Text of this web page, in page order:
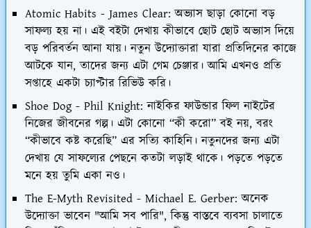
Atomic Habits - James Clear: অভ্যাস ছাড়া কোনো বড়
সাফল্য হয় না। এই বইটা দেখায় কীভাবে ছোট ছোট অভ্যাস দিয়ে
বড় পরিবর্তন আনা যায়। নতুন উদ্যোক্তারা যারা প্রতিদিনের কাজে
আটকে যান, তাদের জন্য এটা গেম চেঞ্জার। আমি এখনও প্রতি
সপ্তাহে একটা চ্যাপ্টার রিভিউ করি।
Shoe Dog - Phil Knight: নাইকির ফাউন্ডার ফিল নাইটের
নিজের জীবনের গল্প। এটা কোনো “কী করো” বই নয়, বরং
“কীভাবে কষ্ট করেছি” এর সত্যি কাহিনি। নতুনদের জন্য এটা
দেখায় যে সাফল্যের পেছনে কতটা লড়াই থাকে। পড়তে পড়তে
মনে হয় তুমি একা নও।
The E-Myth Revisited - Michael E. Gerber: অনেক
উদ্যোক্তা ভাবেন "আমি সব পারি", কিন্তু বাস্তবে ব্যবসা চালাতে